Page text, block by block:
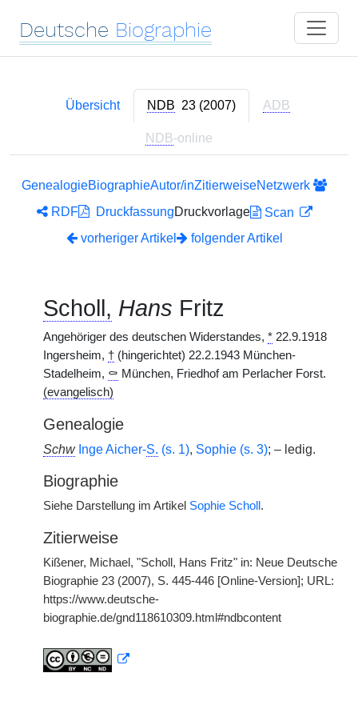
Deutsche Biographie
Übersicht NDB 23 (2007) ADB
NDB-online
GenealogieBiographieAutor/inZitierweiseNetzwerk
RDF
DruckfassungDruckvorlage
Scan
vorheriger Artikel
folgender Artikel
Scholl, Hans Fritz
Angehöriger des deutschen Widerstandes, * 22.9.1918
Ingersheim, † (hingerichtet) 22.2.1943 München-
Stadelheim, ⚰ München, Friedhof am Perlacher Forst.
(evangelisch)
Genealogie
Schw Inge Aicher-S. (s. 1), Sophie (s. 3); – ledig.
Biographie
Siehe Darstellung im Artikel Sophie Scholl .
Zitierweise
Kißener, Michael, "Scholl, Hans Fritz" in: Neue Deutsche
Biographie 23 (2007), S. 445-446 [Online-Version]; URL:
https://www.deutsche-
biographie.de/gnd118610309.html#ndbcontent